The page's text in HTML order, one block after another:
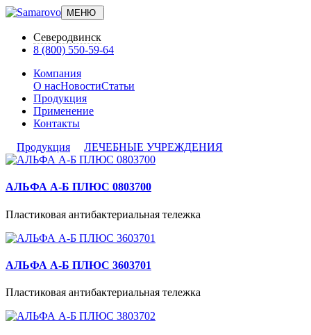
МЕНЮ
Северодвинск
8 (800) 550-59-64
Компания
О насНовостиСтатьи
Продукция
Применение
Контакты
Продукция
ЛЕЧЕБНЫЕ УЧРЕЖДЕНИЯ
АЛЬФА А-Б ПЛЮС 0803700
Пластиковая антибактериальная тележка
АЛЬФА А-Б ПЛЮС 3603701
Пластиковая антибактериальная тележка